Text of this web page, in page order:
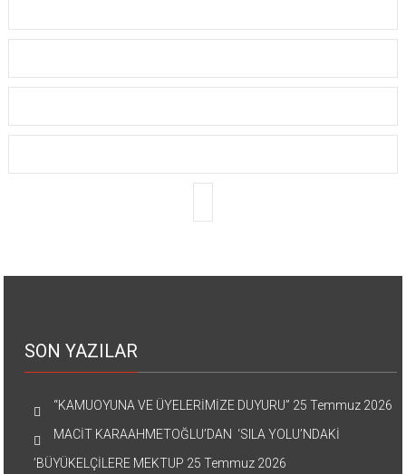
SON YAZILAR
“KAMUOYUNA VE ÜYELERİMİZE DUYURU” 25 Temmuz 2026
MACİT KARAAHMETOĞLU’DAN ‘SILA YOLU’NDAKİ
’BÜYÜKELÇİLERE MEKTUP 25 Temmuz 2026